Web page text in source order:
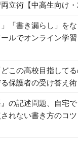
立術【中高生向け・
「書き漏らし」を
ルでオンライン学
この高校目指して
保護者の受け答え術
の記述問題、自宅
れない書き方のコツ